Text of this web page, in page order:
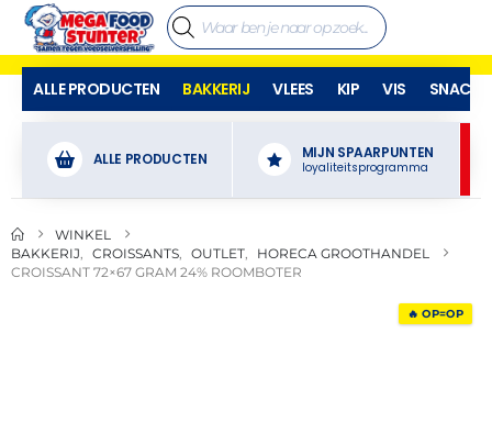
ALLE PRODUCTEN BAKKERIJ VLEES KIP VIS SNACKS
ALLE PRODUCTEN MIJN SPAARPUNTEN
loyaliteitsprogramma
WINKEL
BAKKERIJ
CROISSANTS OUTLET
HORECA GROOTHANDEL
CROISSANT 72×67 GRAM 24% ROOMBOTER
🔥 OP=OP